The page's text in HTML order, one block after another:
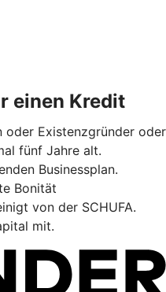
einen Kredit
oder Existenzgründer oder
fünf Jahre alt.
Businessplan.
Bonität
von der SCHUFA.
mit.